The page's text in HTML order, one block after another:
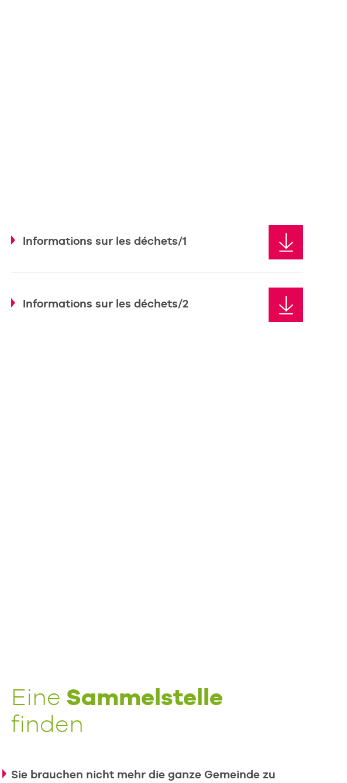
Informations sur les déchets/1
Informations sur les déchets/2
Eine Sammelstelle
finden
Sie brauchen nicht mehr die ganze Gemeinde zu